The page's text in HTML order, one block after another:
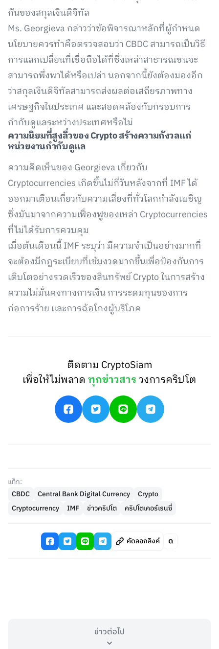
กันของสกุลเงินดิจิทัล
Ms. Georgieva กล่าวว่าข้อพิจารณาหลักที่ผู้กำหนด
นโยบายควรทำคือตรวจสอบว่า CBDC สามารถเป็นวิธี
การแลกเปลี่ยนที่เชื่อถือได้ที่ซึ่งเหล่าสาธารณชนจะ
สามารถพึ่งพาได้หรือเปล่า นอกจากนี้ยังต้องมองอีก
ว่าสกุลเงินดิจิทัลสามารถส่งผลต่อเสถียรภาพทาง
เศรษฐกิจในประเทศ และสอดคล้องกับกรอบการ
กำกับดูแลระหว่างประเทศหรือไม่
ความนิยมที่สูงลิ่วของCrypto สร้างความกังวลแก่
หน่วยงานกำกับดูแล
ความคิดเห็นของ Georgieva เกี่ยวกับ
Cryptocurrencies เกิดขึ้นไม่กี่วันหลังจากที่ IMF ได้
ออกมาเตือนเกี่ยวกับความเสี่ยงที่ทั่วโลกกำลังเผชิญ
ซึ่งมันมาจากความเฟื่องฟูของเหล่า Cryptocurrencies
ที่ไม่ได้รับการควบคุม
เมื่อต้นเดือนนี้ IMF ระบุว่า มีความจำเป็นอย่างมากที่
จะต้องมีกฎระเบียบที่เข้มงวดมากขึ้นเพื่อป้องกันการ
เติบโตอย่างรวดเร็วของสินทรัพย์ Crypto ในการสร้าง
ความไม่มั่นคงทางการเงิน การระดมทุนของการ
ก่อการร้าย และการฉ้อโกงผู้บริโภค
ติดตาม CryptoSiam
เพื่อให้ไม่พลาดทุกข่าวสารวงการคริปโต
แท็ก:
CBDC
Central Bank Digital Currency
Crypto
Cryptocurrency
IMF ข่าวคริปโต คริปโตเคอร์เรนซี่
คัดลอกลิงค์
ข่าวต่อไป